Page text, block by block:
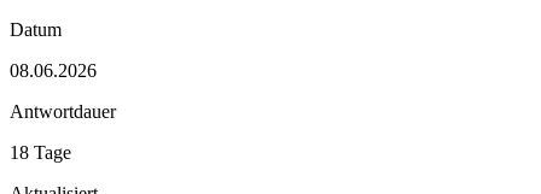
Datum
08.06.2026
Antwortdauer
18 Tage